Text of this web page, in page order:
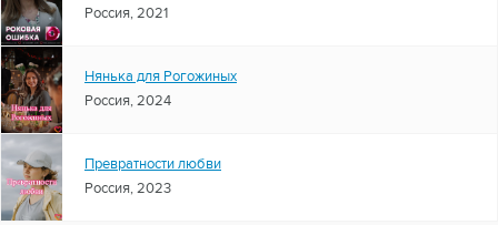
Россия, 2021
Нянька для Рогожиных
Россия, 2024
Превратности любви
Россия, 2023